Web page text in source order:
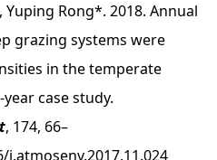
Yuping Rong*. 2018. Annual
grazing systems were
in the temperate
case study.
, 174, 66–